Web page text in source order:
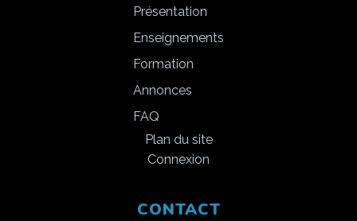
Présentation
Enseignements
Formation
Annonces
FAQ
Plan du site
Connexion
CONTACT